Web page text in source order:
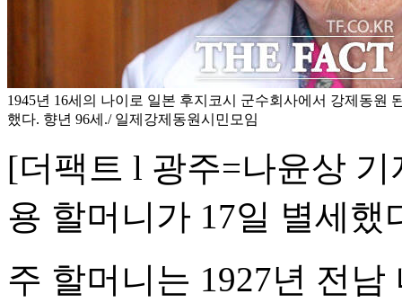
1945년 16세의 나이로 일본 후지코시 군수회사에서 강제동원
했다. 향년 96세./ 일제강제동원시민모임
[더팩트 l 광주=나윤상
용 할머니가 17일 별세했
주 할머니는 1927년 전